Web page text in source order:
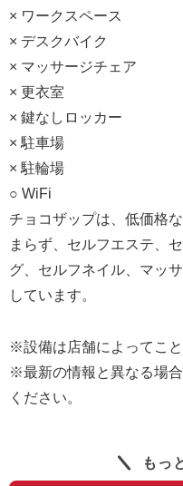
× ワークスペース
× デスクバイク
× マッサージチェア
× 更衣室
× 鍵なしロッカー
× 駐車場
× 駐輪場
○ WiFi
チョコザップは、低価格
まらず、セルフエステ、
グ、セルフネイル、マッ
しています。
※設備は店舗によってこと
※最新の情報と異なる場
ください。
もっ